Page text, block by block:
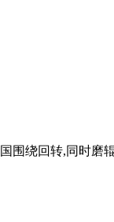
围绕回转,同时磨